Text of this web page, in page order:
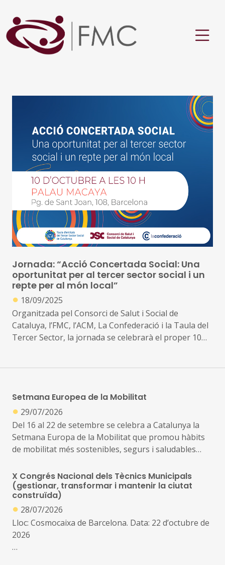
Jornada: “Acció Concertada Social: Una
oportunitat per al tercer sector social i un
repte per al món local”
● 18/09/2025
Organitzada pel Consorci de Salut i Social de
Cataluya, l’FMC, l’ACM, La Confederació i la Taula del
Tercer Sector, la jornada se celebrarà el proper 10
Setmana Europea de la Mobilitat
● 29/07/2026
Del 16 al 22 de setembre se celebra a Catalunya la
Setmana Europa de la Mobilitat que promou hàbits
de mobilitat més sostenibles, segurs i saludables
transport públic o amb vehicle elèctric, així com
visualitzar els canvis possibles en l’ús de l’espai
públic, millorar la qualitat de l’aire i la reducció de la
contaminació
X Congrés Nacional dels Tècnics Municipals
(gestionar, transformar i mantenir la ciutat
construïda)
● 28/07/2026
Lloc: Cosmocaixa de Barcelona. Data: 22 d’octubre de
2026